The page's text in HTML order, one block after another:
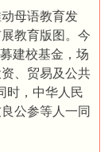
母语教育发
教育版图。今
建校基金，场
、贸易及公共
时，中华人民
公参等人一同